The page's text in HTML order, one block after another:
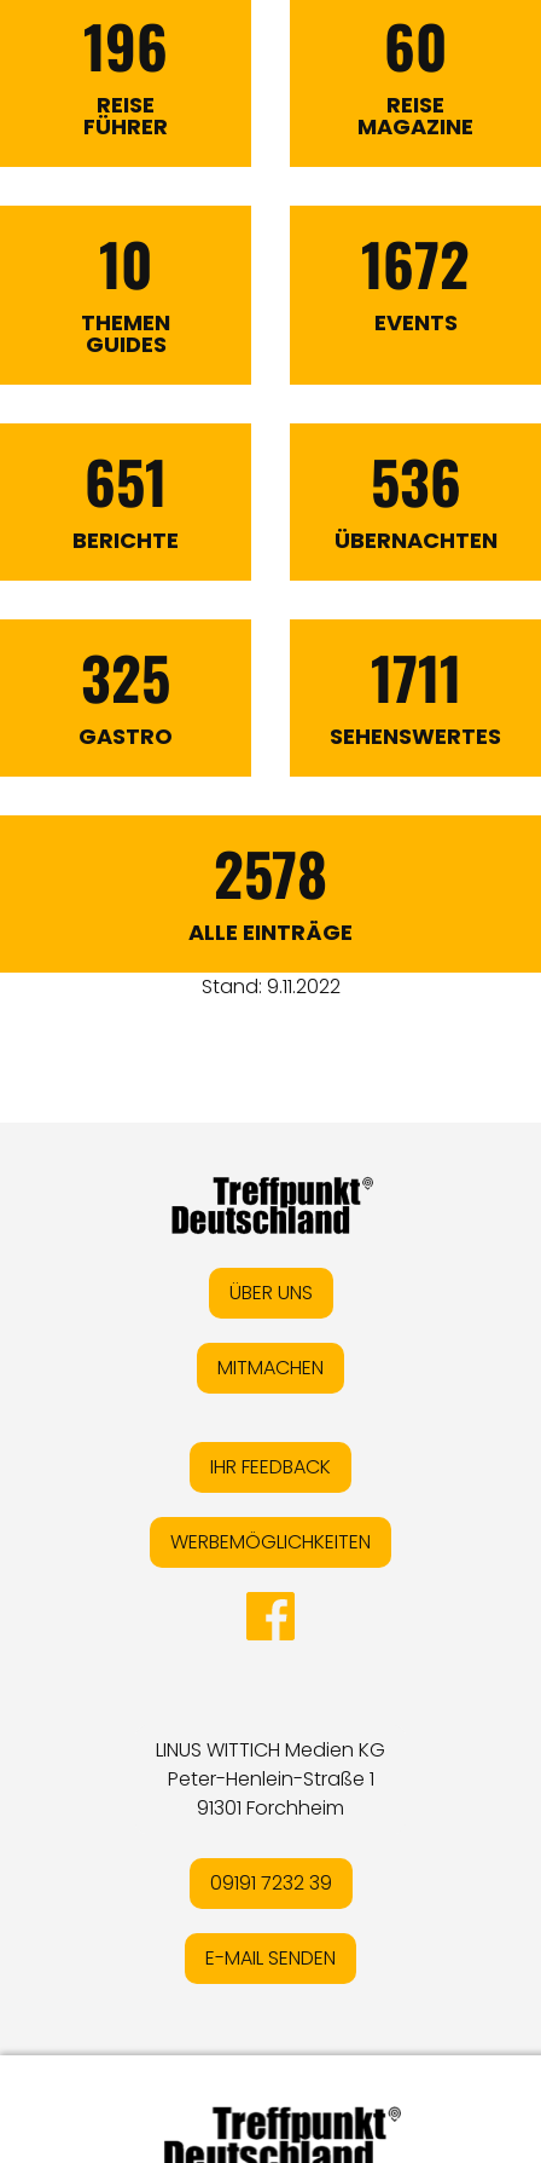
196
REISE
FÜHRER
60
REISE
MAGAZINE
10
THEMEN
GUIDES
1672
EVENTS
651
BERICHTE
536
ÜBERNACHTEN
325
GASTRO
1711
SEHENSWERTES
2578
ALLE EINTRÄGE
Stand: 9.11.2022
ÜBER UNS
MITMACHEN
IHR FEEDBACK
WERBEMÖGLICHKEITEN
LINUS WITTICH Medien KG
Peter-Henlein-Straße 1
91301 Forchheim
09191 7232 39
E-MAIL SENDEN